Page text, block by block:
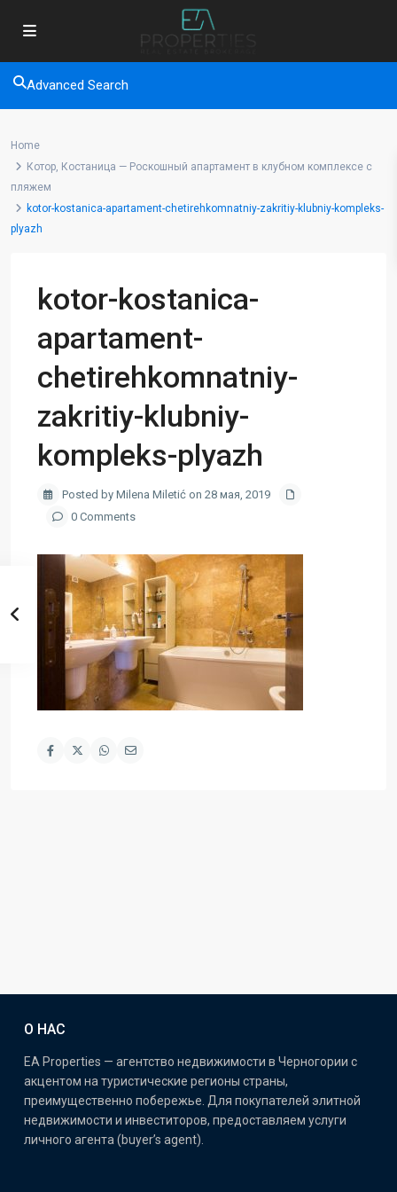
Advanced Search
Home
Котор, Костаница — Роскошный апартамент в клубном комплексе с
пляжем
kotor-kostanica-apartament-chetirehkomnatniy-zakritiy-klubniy-kompleks-
plyazh
kotor-kostanica-
apartament-
chetirehkomnatniy-
zakritiy-klubniy-
kompleks-plyazh
Posted by Milena Miletić on 28 мая, 2019
0 Comments
О НАС
EA Properties — агентство недвижимости в Черногории с
акцентом на туристические регионы страны,
преимущественно побережье. Для покупателей элитной
недвижимости и инвеститоров, предоставляем услуги
личного агента (buyer’s agent).